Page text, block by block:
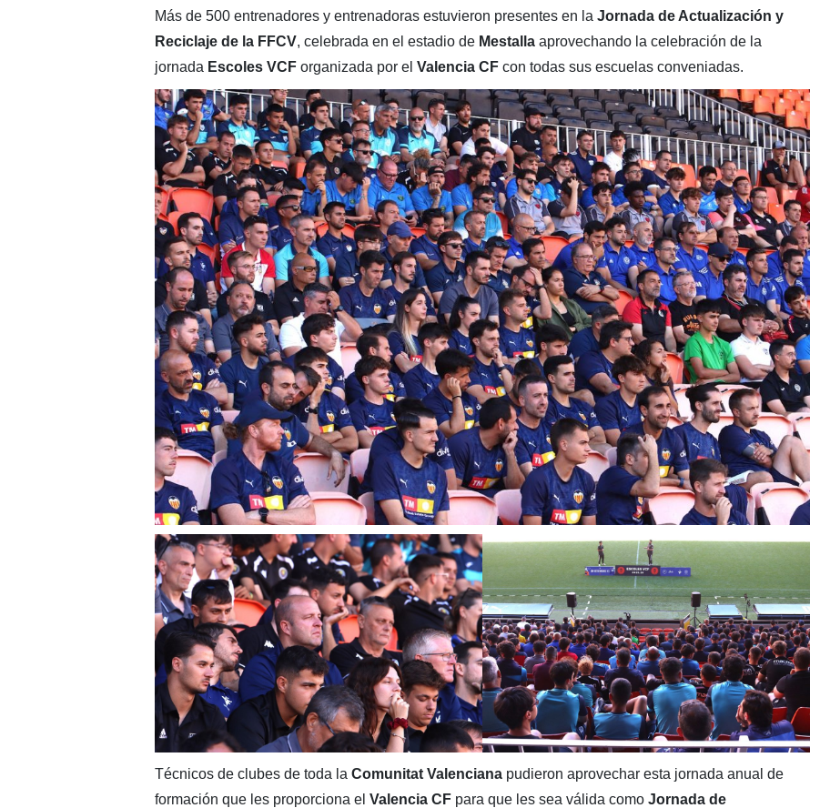
Más de 500 entrenadores y entrenadoras estuvieron presentes en la Jornada de Actualización y
Reciclaje de la FFCV, celebrada en el estadio de Mestallaaprovechando la celebración de la
jornada Escoles VCForganizada por el Valencia CFcon todas sus escuelas conveniadas.
Técnicos de clubes de toda la Comunitat Valencianapudieron aprovechar esta jornada anual de
formación que les proporciona el Valencia CF para que les sea válida como Jornada de